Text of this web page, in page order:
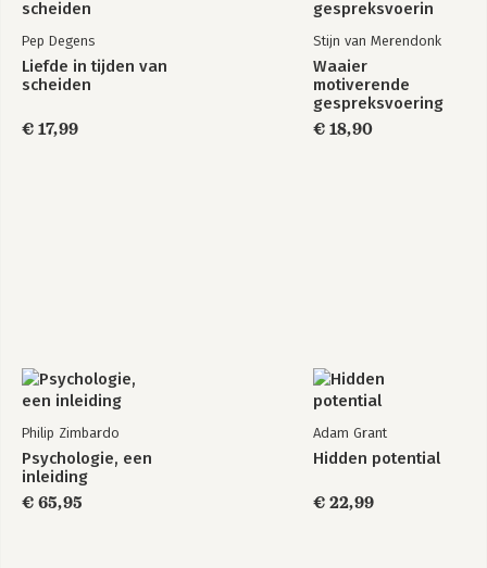
op scholen. 'Geluk in de pocket' is jouw
handboek op weg naar geluk, vol
technieken die werken. Gun het jezelf!
Pep Degens
Liefde in tijden van
scheiden
€ 17,99
Stijn van Merendonk
Waaier
motiverende
gespreksvoering
€ 18,90
Philip Zimbardo
Psychologie, een
inleiding
€ 65,95
Adam Grant
Hidden potential
€ 22,99